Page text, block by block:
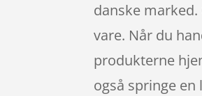
danske
vare. Når du
produkterne
også springe